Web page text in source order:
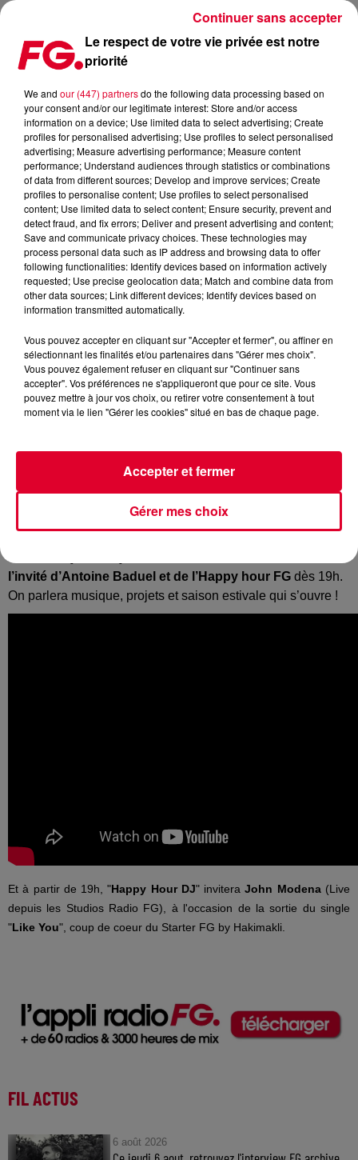
THE AVENER INVITÉ CE SOIR D'ANTOINE BADUEL
Publié : 18 mai 2022 à 11h04 par Christophe HUBERT
The Avener
Crédit :
La vie musicale est rythmée par des modes, des
latine. Des sonorités latino mariées à l’électro, la house et la
l’invité d’Antoine Baduel et de l’Happy hour FG dès 19h.
On parlera musique, projets et saison estivale qui s’ouvre !
Et à partir de 19h, "Happy Hour DJ" inviteraJohn Modena (Live
depuis les Studios Radio FG), à l'occasion de la sortie du single
"Like You", coup de coeur du Starter FG by Hakimakli.
FIL ACTUS
6 août 2026
Le respect de votre vie privée est notre
priorité
We and our (447) partnersdo the following data processing based on
your consent and/or our legitimate interest: Store and/or access
information on a device; Use limited data to select advertising; Create
profiles for personalised advertising; Use profiles to select personalised
advertising; Measure advertising performance; Measure content
performance; Understand audiences through statistics or combinations
of data from different sources; Develop and improve services; Create
profiles to personalise content; Use profiles to select personalised
content; Use limited data to select content; Ensure security, prevent and
detect fraud, and fix errors; Deliver and present advertising and content;
Save and communicate privacy choices. These technologies may
process personal data such as IP address and browsing data to offer
following functionalities: Identify devices based on information actively
requested; Use precise geolocation data; Match and combine data from
other data sources; Link different devices; Identify devices based on
information transmitted automatically.
Vous pouvez accepter en cliquant sur "Accepter et fermer", ou affiner en
sélectionnant les finalités et/ou partenaires dans "Gérer mes choix".
Vous pouvez également refuser en cliquant sur "Continuer sans
accepter". Vos préférences ne s'appliqueront que pour ce site. Vous
pouvez mettre à jour vos choix, ou retirer votre consentement à tout
moment via le lien "Gérer les cookies" situé en bas de chaque page.
Gérer mes choix
Accepter et fermer
Continuer sans accepter